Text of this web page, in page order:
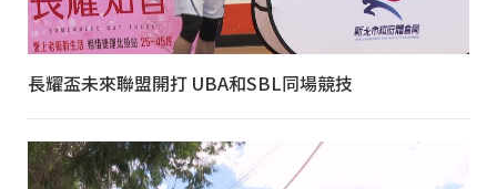
長耀盃未來聯盟開打 UBA和SBL同場競技